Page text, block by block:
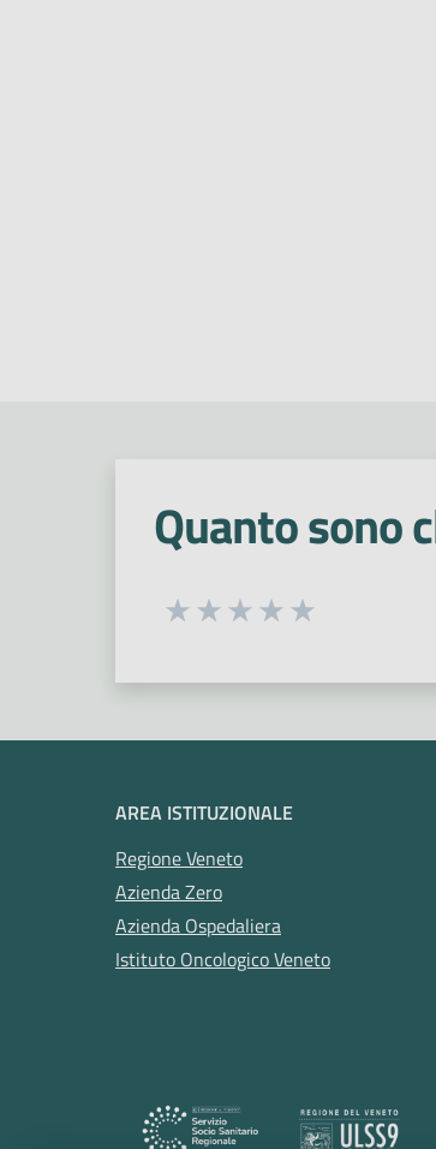
Quanto sono
Seleziona una
AREA ISTITUZIONALE
Regione Veneto
Azienda Zero
Azienda Ospedaliera
Istituto Oncologico Veneto